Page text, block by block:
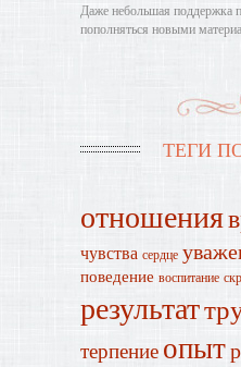
Даже небольшая поддержка
пополняться новыми
ТЕГИ
отношения
чувства сердце
поведение воспитание
результат
терпение опыт